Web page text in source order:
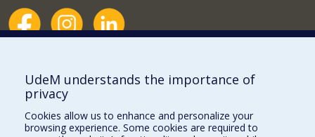
Comment soutenir le Département?
BESOIN D'AIDE?
Plan du site
UdeM understands the importance of
privacy
Cookies allow us to enhance and personalize your
browsing experience. Some cookies are required to